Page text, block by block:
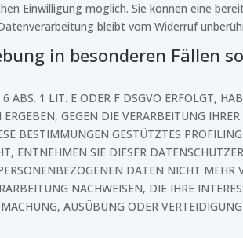
Einwilligung möglich. Sie können eine
bleibt vom Widerruf
in besonderen Fällen
1 LIT. E ODER F DSGVO ERFOLGT,
GEGEN DIE VERARBEITUNG
BESTIMMUNGEN GESTÜTZTES
ENTNEHMEN SIE DIESER
DATEN NICHT MEHR
NACHWEISEN, DIE IHRE
AUSÜBUNG ODER